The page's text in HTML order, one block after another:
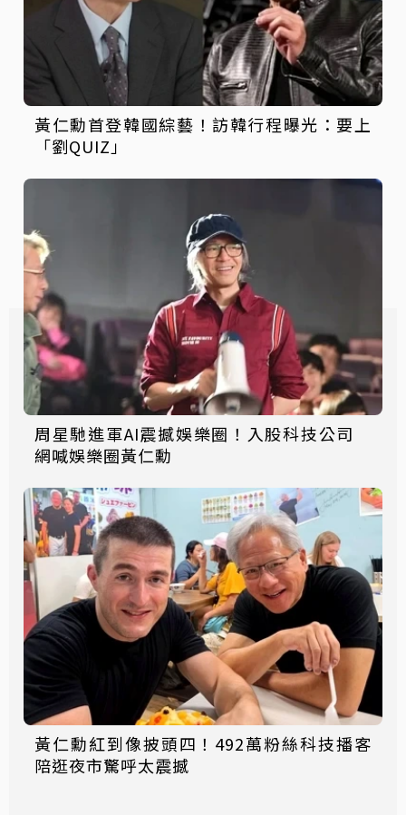
黃仁勳首登韓國綜藝！訪韓行程曝光：要上
「劉QUIZ」
周星馳進軍AI震撼娛樂圈！入股科技公司
網喊娛樂圈黃仁勳
黃仁勳紅到像披頭四！492萬粉絲科技播客
陪逛夜市驚呼太震撼